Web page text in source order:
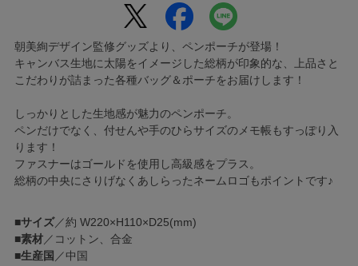
朝美絢デザイン監修グッズより、ペンポーチが登場！
キャンバス生地に太陽をイメージした総柄が印象的な、上品さと
こだわりが詰まった各種バッグ＆ポーチをお届けします！
しっかりとした生地感が魅力のペンポーチ。
ペンだけでなく、付せんや手のひらサイズのメモ帳もすっぽり入
ります！
ファスナーはゴールドを使用し高級感をプラス。
総柄の中央にさりげなくあしらったネームロゴもポイントです♪
■サイズ／約 W220×H110×D25(mm)
■素材／コットン、合金
■生産国 ／中国